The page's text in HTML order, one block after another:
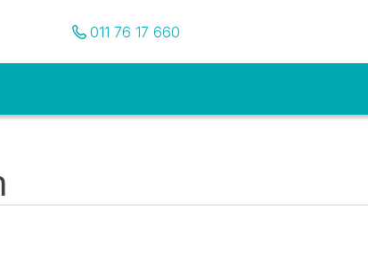
Pozovite nas
011 76 17 660